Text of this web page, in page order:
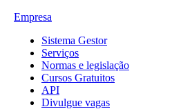
Empresa
Sistema Gestor
Serviços
Normas e legislação
Cursos Gratuitos
API
Divulgue vagas